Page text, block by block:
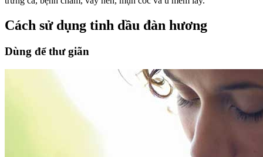
Cách sử dụng tinh dầu đàn hương
Dùng để thư giãn